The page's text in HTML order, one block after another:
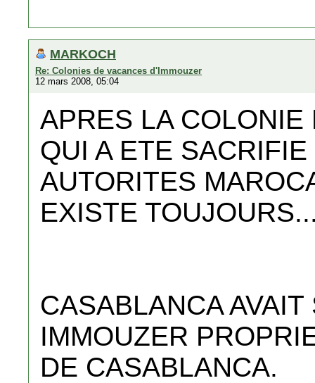
MARKOCH
Re: Colonies de vacances d'Immouzer
12 mars 2008, 05:04
APRES LA
QUI A ETE
AUTORITES
EXISTE
CASABLANCA
IMMOUZER
DE CASABLANCA.